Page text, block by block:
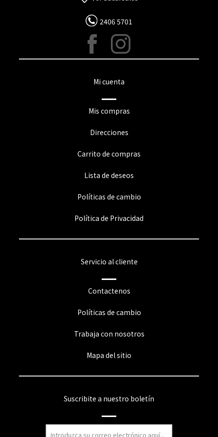
2406 5701
Mi cuenta
Mis compras
Direcciones
Carrito de compras
Lista de deseos
Políticas de cambio
Política de Privacidad
Servicio al cliente
Contactenos
Políticas de cambio
Trabaja con nosotros
Mapa del sitio
Suscribite a nuestro boletín